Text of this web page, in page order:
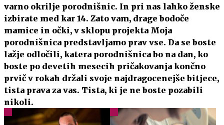
varno okrilje porodnišnic. In pri nas lahko ženske
izbirate med kar 14. Zato vam, drage bodoče
mamice in očki, v sklopu projekta Moja
porodnišnica predstavljamo prav vse. Da se boste
lažje odločili, katera porodnišnica bo na dan, ko
boste po devetih mesecih pričakovanja končno
prvič v rokah držali svoje najdragocenejše bitjece,
tista prava za vas. Tista, ki je ne boste pozabili
nikoli.